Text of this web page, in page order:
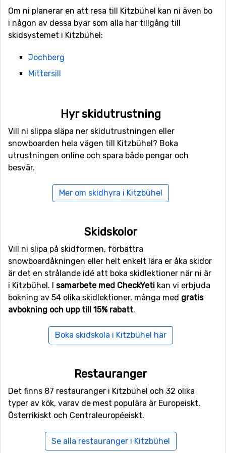
eller bada, eller klättra på inomhusväggen. Ett besök på
Mercedes-Benz Sportparkgaranterar en rolig dag eller
eftermiddag!
Ät gott på kvällen på någon av ortens restauranger eller
njut av solen, snön och vyerna på någon av de många
Resa till Kitzbühel
Det är närmast att flyga till Salzburg eller Innsbruck och
sedan resa vidare med buss, tåg eller bil. München kan
också vara ett alternativ.
Läs mer om flygplatser och
transferalternativ för Kitzbühel i vår FAQ.
Om ni planerar en att resa till Kitzbühel kan ni även bo
i någon av dessa byar som alla har tillgång till
skidsystemet i Kitzbühel:
Jochberg
Mittersill
Hyr skidutrustning
Vill ni slippa släpa ner skidutrustningen eller
snowboarden hela vägen till Kitzbühel? Boka
utrustningen online och spara både pengar och
besvär.
Mer om skidhyra i Kitzbühel
Skidskolor
Vill ni slipa på skidformen, förbättra
snowboardåkningen eller helt enkelt lära er åka skidor
är det en strålande idé att boka skidlektioner när ni är
i Kitzbühel. I samarbete med CheckYeti kan vi erbjuda
bokning av 54 olika skidlektioner, många med gratis
avbokning och upp till 15% rabatt.
Boka skidskola i Kitzbühel här
Restauranger
Det finns 87 restauranger i Kitzbühel och 32 olika
typer av kök, varav de mest populära är Europeiskt,
Österrikiskt och Centraleuropéeiskt.
Se alla restauranger i Kitzbühel